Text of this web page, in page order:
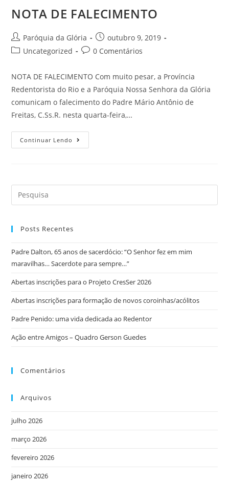
NOTA DE FALECIMENTO
Paróquia da Glória
outubro 9, 2019
Uncategorized
0 Comentários
NOTA DE FALECIMENTO Com muito pesar, a Província
Redentorista do Rio e a Paróquia Nossa Senhora da Glória
comunicam o falecimento do Padre Mário Antônio de
Freitas, C.Ss.R. nesta quarta-feira,…
Continuar Lendo
Posts Recentes
Padre Dalton, 65 anos de sacerdócio: “O Senhor fez em mim
maravilhas… Sacerdote para sempre…”
Abertas inscrições para o Projeto CresSer 2026
Abertas inscrições para formação de novos coroinhas/acólitos
Padre Penido: uma vida dedicada ao Redentor
Ação entre Amigos – Quadro Gerson Guedes
Comentários
Arquivos
julho 2026
março 2026
fevereiro 2026
janeiro 2026